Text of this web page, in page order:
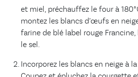
et miel, préchauffez le four à
montez les blancs d’œufs en
farine de blé label rouge
le sel.
Incorporez les blancs en neige à